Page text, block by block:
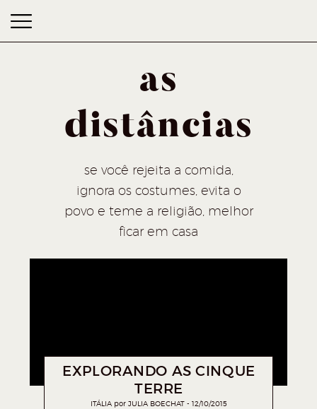
as
distâncias
se você rejeita a comida,
ignora os costumes, evita o
povo e teme a religião, melhor
ficar em casa
EXPLORANDO AS CINQUE
TERRE
ITÁLIA por JULIA BOECHAT 12/10/2015